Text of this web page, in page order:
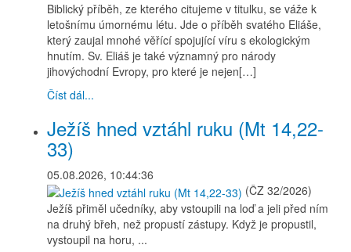
Biblický příběh, ze kterého citujeme v titulku, se váže k
letošnímu úmornému létu. Jde o příběh svatého Eliáše,
který zaujal mnohé věřící spojující víru s ekologickým
hnutím. Sv. Eliáš je také významný pro národy
jihovýchodní Evropy, pro které je nejen[…]
Číst dál...
Ježíš hned vztáhl ruku (Mt 14,22-
33)
05.08.2026, 10:44:36
(ČZ 32/2026)
Ježíš přiměl učedníky, aby vstoupili na loď a jeli před ním
na druhý břeh, než propustí zástupy. Když je propustil,
vystoupil na horu, ...